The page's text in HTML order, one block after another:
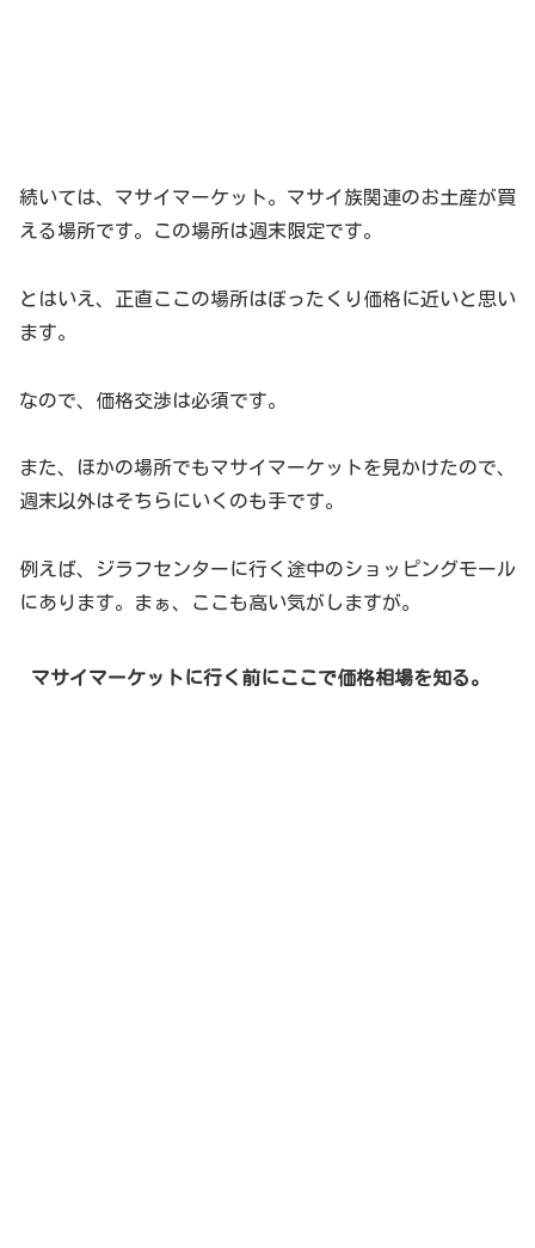
続いては、マサイマーケット。マサイ族関連のお土産が買
える場所です。この場所は週末限定です。
とはいえ、正直ここの場所はぼったくり価格に近いと思い
ます。
なので、価格交渉は必須です。
また、ほかの場所でもマサイマーケットを見かけたので、
週末以外はそちらにいくのも手です。
例えば、ジラフセンターに行く途中のショッピングモール
にあります。まぁ、ここも高い気がしますが。
マサイマーケットに行く前にここで価格相場を知る。